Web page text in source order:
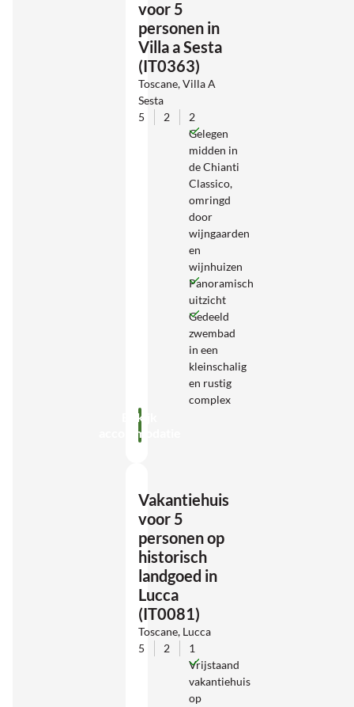
voor 5
personen in
Villa a Sesta
(IT0363)
Toscane, Villa A
Sesta
5
2
2
Gelegen
midden in
de Chianti
Classico,
omringd
door
wijngaarden
en
wijnhuizen
Panoramisch
uitzicht
Gedeeld
zwembad
in een
kleinschalig
en rustig
complex
Bekijk
accommodatie
Vakantiehuis
voor 5
personen op
historisch
landgoed in
Lucca
(IT0081)
Toscane, Lucca
5
2
1
Vrijstaand
vakantiehuis
op